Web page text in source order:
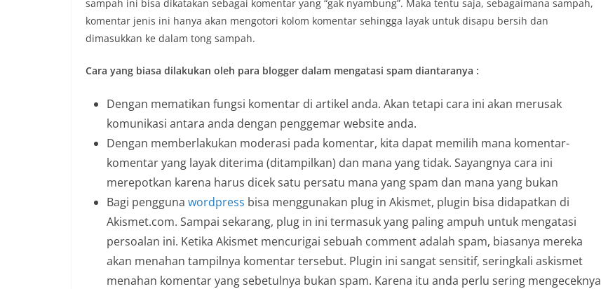
sampah ini bisa dikatakan sebagai komentar yang “gak nyambung”. Maka tentu saja, sebagaimana sampah,
komentar jenis ini hanya akan mengotori kolom komentar sehingga layak untuk disapu bersih dan
dimasukkan ke dalam tong sampah.
Cara yang biasa dilakukan oleh para blogger dalam mengatasi spam diantaranya :
Dengan mematikan fungsi komentar di artikel anda. Akan tetapi cara ini akan merusak
komunikasi antara anda dengan penggemar website anda.
Dengan memberlakukan moderasi pada komentar, kita dapat memilih mana komentar-
komentar yang layak diterima (ditampilkan) dan mana yang tidak. Sayangnya cara ini
merepotkan karena harus dicek satu persatu mana yang spam dan mana yang bukan
Bagi pengguna wordpress bisa menggunakan plug in Akismet, plugin bisa didapatkan di
Akismet.com. Sampai sekarang, plug in ini termasuk yang paling ampuh untuk mengatasi
persoalan ini. Ketika Akismet mencurigai sebuah comment adalah spam, biasanya mereka
akan menahan tampilnya komentar tersebut. Plugin ini sangat sensitif, seringkali askismet
menahan komentar yang sebetulnya bukan spam. Karena itu anda perlu sering mengeceknya